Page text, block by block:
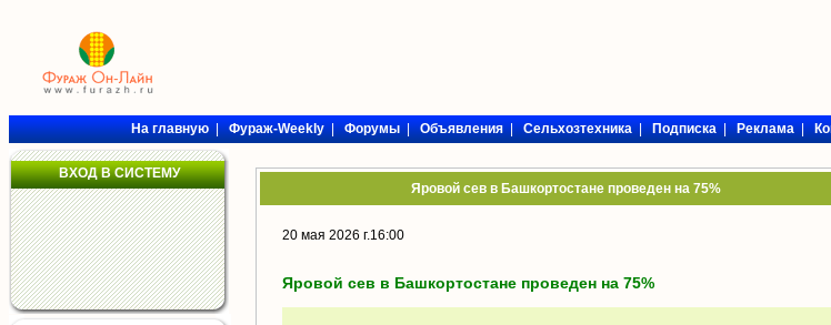
На главную|Фураж-Weekly|Форумы|Объявления|Сельхозтехника|Подписка|Реклама|
ВХОД В СИСТЕМУ
Яровой сев в Башкортостане проведен на 75%
20 мая 2026 г.16:00
Яровой сев в Башкортостане проведен на 75%